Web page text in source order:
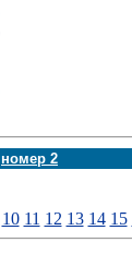
номер 2
10 11 12 13 14 15